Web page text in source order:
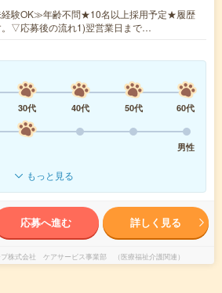
験OK≫年齢不問★10名以上採用予定★履歴
。▽応募後の流れ1)翌営業日まで…
30代 40代 50代
60代
男性
もっと見る
応募へ進む 詳しく見る
プ株式会社 ケアサービス事業部 （医療福祉介護関連）